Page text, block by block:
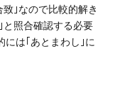
｣なので比較的解き
と照合確認する必要
には｢あとまわし｣に